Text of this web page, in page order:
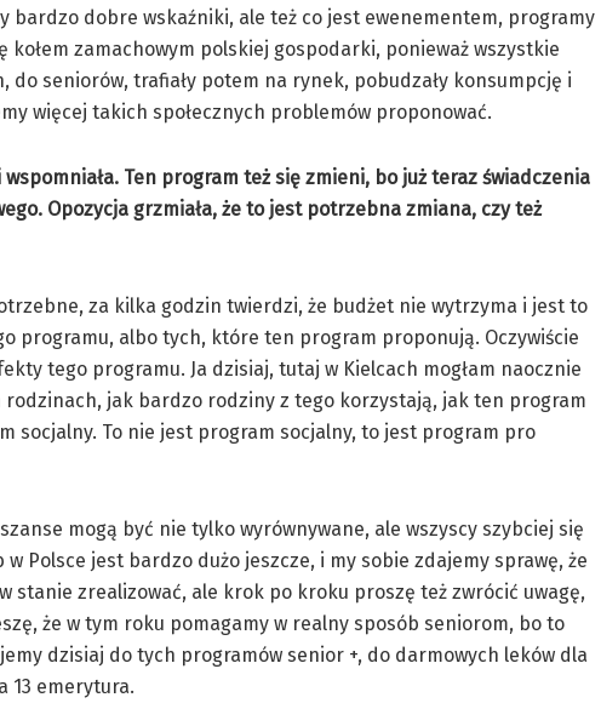
bardzo dobre wskaźniki, ale też co jest ewenementem, programy
kołem zamachowym polskiej gospodarki, ponieważ wszystkie
seniorów, trafiały potem na rynek, pobudzały konsumpcję i
więcej takich społecznych problemów proponować.
Ten program też się zmieni, bo już teraz świadczenia
Opozycja grzmiała, że to jest potrzebna zmiana, czy też
za kilka godzin twierdzi, że budżet nie wytrzyma i jest to
programu, albo tych, które ten program proponują. Oczywiście
tego programu. Ja dzisiaj, tutaj w Kielcach mogłam naocznie
jak bardzo rodziny z tego korzystają, jak ten program
socjalny. To nie jest program socjalny, to jest program pro
mogą być nie tylko wyrównywane, ale wszyscy szybciej się
Polsce jest bardzo dużo jeszcze, i my sobie zdajemy sprawę, że
zrealizować, ale krok po kroku proszę też zwrócić uwagę,
że w tym roku pomagamy w realny sposób seniorom, bo to
dzisiaj do tych programów senior +, do darmowych leków dla
13 emerytura.